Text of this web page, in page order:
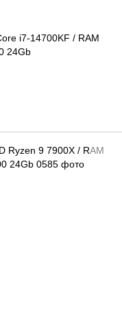
i7-14700KF / RAM
24Gb